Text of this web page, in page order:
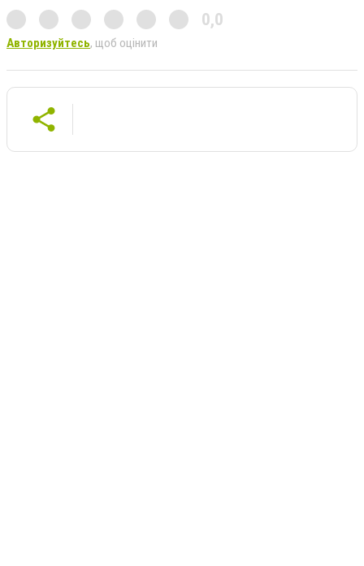
0,0
Авторизуйтесь, щоб оцінити